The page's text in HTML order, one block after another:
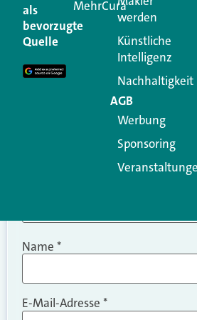
Ihre E-Mail-Adresse wird nicht
Erforderliche Felder sind mit
Kommentar
Name *
E-Mail-Adresse *
als
bevorzugte
Quelle
MehrCura
werden
Künstliche
Intelligenz
Nachhaltigkeit
AGB
Werbung
Sponsoring